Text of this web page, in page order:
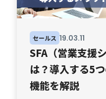
セールス 19.03.11
SFA（営業支援
は？導入する5
機能を解説